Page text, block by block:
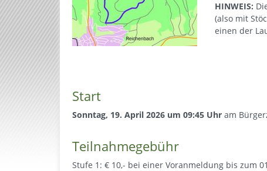
HINWEIS:
(also mit
einen der
Start
Sonntag, 19. April 2026 um 09:45 Uhr am
Teilnahmegebühr
Stufe 1: € 10,- bei einer Voranmeldung bis zum